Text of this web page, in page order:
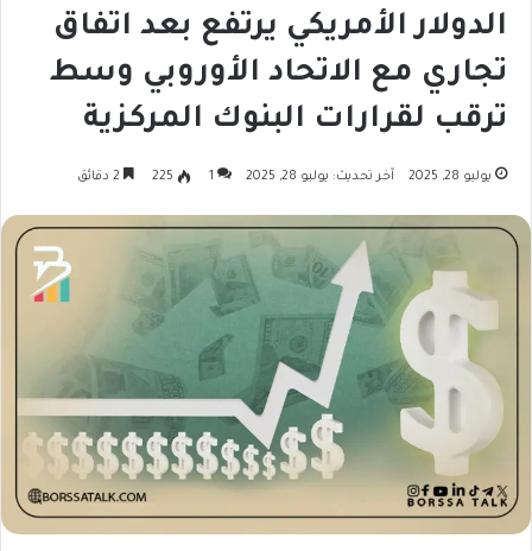
الدولار الأمريكي يرتفع بعد اتفاق
تجاري مع الاتحاد الأوروبي وسط
ترقب لقرارات البنوك المركزية
يوليو 28, 2025 آخر تحديث: يوليو 28, 2025 1
225